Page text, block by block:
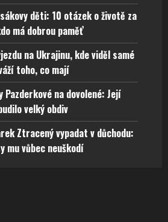
děti: 10 otázek o životě za
má dobrou paměť
na Ukrajinu, kde viděl samé
toho, co mají
na dovolené: Její
velký obdiv
Ztracený vypadat v důchodu:
mu vůbec neuškodí